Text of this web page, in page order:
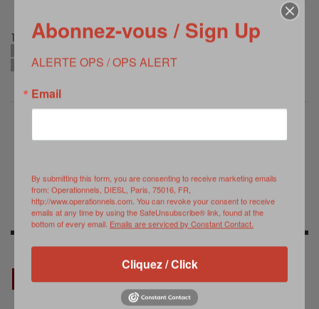
TAGS:
TERRORISME
en mer noire
Bretagne
RELATED POSTS
Abonnez-vous / Sign Up
ALERTE OPS / OPS ALERT
Email
By submitting this form, you are consenting to receive marketing emails
from: Operationnels, DIESL, Paris, 75016, FR,
http://www.operationnels.com. You can revoke your consent to receive
emails at any time by using the SafeUnsubscribe® link, found at the
bottom of every email. Emails are serviced by Constant Contact.
Cliquez / Click